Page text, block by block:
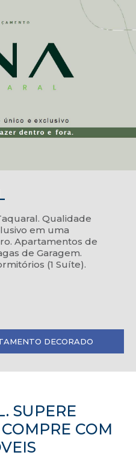
Qualidade
em uma
Apartamentos de
de Garagem.
(1 Suíte).
DECORADO
SUPERE
COM